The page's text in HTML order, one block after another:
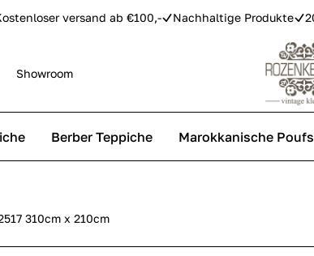
versand ab €100,- Nachhaltige Produkte
Showroom
Berber Teppiche Marokkanische Poufs
310cm x 210cm